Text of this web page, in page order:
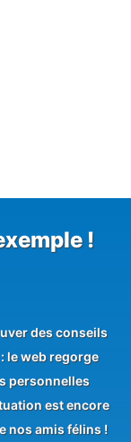
!
des conseils
le web regorge
personnelles
est encore
nos amis félins !